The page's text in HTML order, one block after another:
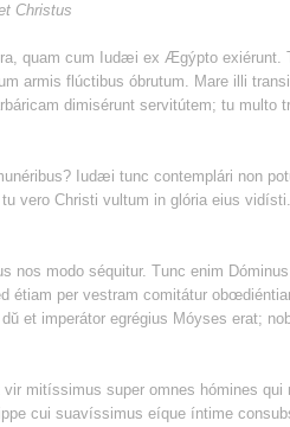
Christus
quam cum Iudæi ex Ægýpto exiérunt.
armis flúctibus óbrutum. Mare illi
dimisérunt servitútem; tu multo
Iudæi tunc contemplári non
vero Christi vultum in glória eius
nos modo séquitur. Tunc enim
étiam per vestram comitátur
et imperátor egrégius Móyses erat;
mitíssimus super omnes hómines qui
cui suavíssimus eíque íntime